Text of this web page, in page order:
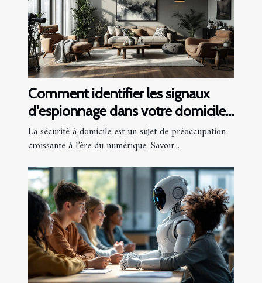
Comment identifier les signaux
d'espionnage dans votre domicile
?
La sécurité à domicile est un sujet de préoccupation
croissante à l’ère du numérique. Savoir...